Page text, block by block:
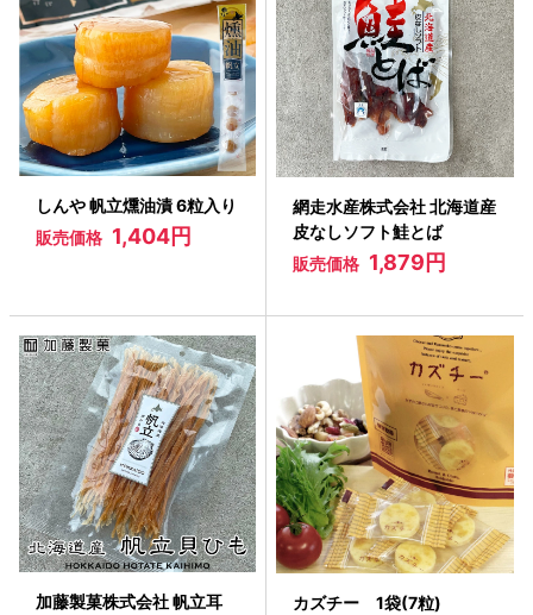
しんや 帆立燻油漬 6粒入り
販売価格 1,404円
網走水産株式会社 北海道産
皮なしソフト鮭とば
販売価格 1,879円
加藤製菓株式会社 帆立耳
カズチー 1袋(7粒)